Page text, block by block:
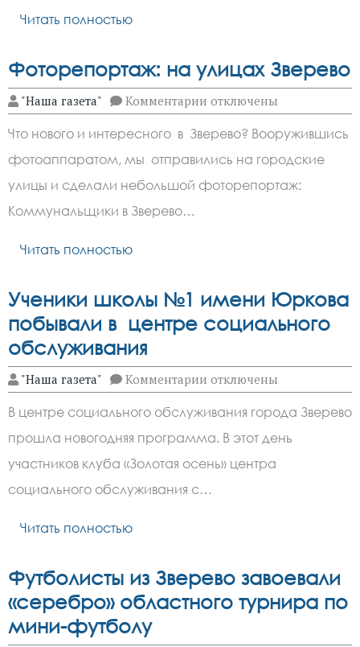
Читать полностью
Фоторепортаж: на улицах Зверево
"Наша газета" Комментарии к
записи
Фоторепортаж:
на
улицах
Зверево
отключены
Что нового и интересного в Зверево? Вооружившись
фотоаппаратом, мы отправились на городские
улицы и сделали небольшой фоторепортаж:
Коммунальщики в Зверево…
Читать полностью
Ученики школы №1 имени Юркова
побывали в центре социального
обслуживания
"Наша газета" Комментарии к
записи
школы
№1
имени
Юркова
побывали
отключены
В центре социального обслуживания города Зверево
прошла новогодняя программа. В этот день
участников клуба «Золотая осень» центра
социального обслуживания с…
Читать полностью
Футболисты из Зверево завоевали
«серебро» областного турнира по
мини-футболу